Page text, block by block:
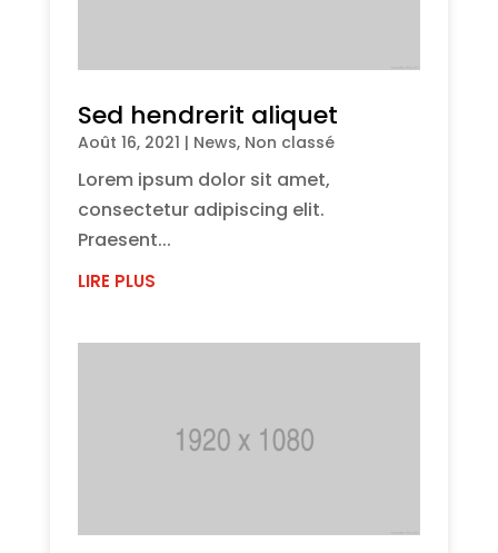
Sed hendrerit aliquet
Août 16, 2021 | News, Non classé
Lorem ipsum dolor sit amet,
consectetur adipiscing elit.
Praesent...
LIRE PLUS